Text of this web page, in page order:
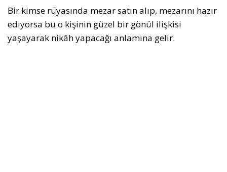
Bir kimse rüyasında mezar satın alıp, mezarını hazır
ediyorsa bu o kişinin güzel bir gönül ilişkisi
yaşayarak nikâh yapacağı anlamına gelir.